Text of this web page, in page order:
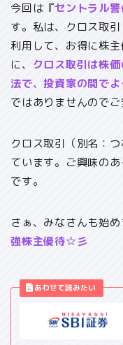
今回は『セントラル
す。私は、クロス取
利用して、お得に株
に、
クロス取引は株
法で、投資家の間で
ではありませんのでご
クロス取引（別名：
ています。ご興味の
です。
さぁ、みなさんも始め
強株主優待☆彡